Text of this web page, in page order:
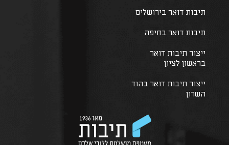
תיבות דואר בירושלים
תיבות דואר בחיפה
ייצור תיבות דואר
בראשון לציון
ייצור תיבות דואר בהוד
השרון